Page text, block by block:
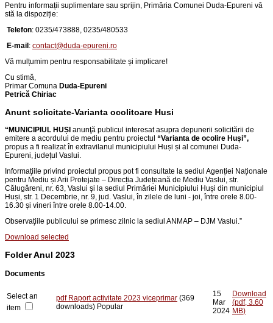
Pentru informații suplimentare sau sprijin, Primăria Comunei Duda-Epureni vă
stă la dispoziție:
Telefon: 0235/473888, 0235/480533
E-mail : contact@duda-epureni.ro
Vă mulțumim pentru responsabilitate și implicare!
Cu stimă,
Primar Comuna Duda-Epureni
Petrică Chiriac
Anunt solicitate-Varianta ocolitoare Husi
“MUNICIPIUL HUȘI anunţă publicul interesat asupra depunerii solicitării de
emitere a acordului de mediu pentru proiectul “Varianta de ocolire Huși”,
propus a fi realizat în extravilanul municipiului Huși și al comunei Duda-
Epureni, județul Vaslui.
Informaţiile privind proiectul propus pot fi consultate la sediul Agenției Naționale
pentru Mediu și Arii Protejate – Direcția Județeană de Mediu Vaslui, str.
Călugăreni, nr. 63, Vaslui şi la sediul Primăriei Municipiului Huși din municipiul
Huși, str. 1 Decembrie, nr. 9, jud. Vaslui, în zilele de luni - joi, între orele 8.00-
16.30 și vineri între orele 8.00-14.00.
Observaţiile publicului se primesc zilnic la sediul ANMAP – DJM Vaslui.”
Download selected
FolderAnul 2023
Documents
Select an
item
pdf Raport activitate 2023 viceprimar (369
downloads) Popular
15
Mar
2024
Download
(pdf, 3.60
MB)